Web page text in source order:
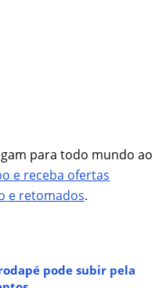
para todo mundo ao
e receba ofertas
e retomados.
pode subir pela